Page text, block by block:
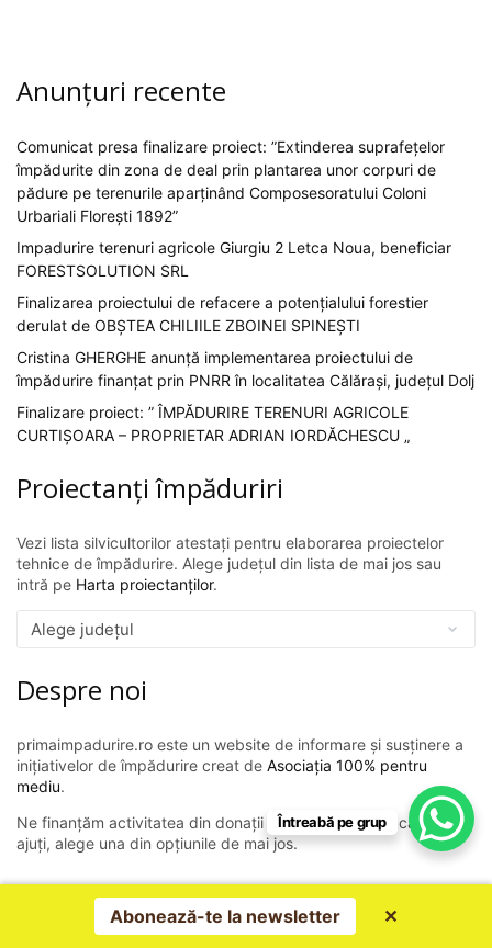
Anunțuri recente
Comunicat presa finalizare proiect: ”Extinderea suprafețelor
împădurite din zona de deal prin plantarea unor corpuri de
pădure pe terenurile aparținând Composesoratului Coloni
Urbariali Florești 1892”
Impadurire terenuri agricole Giurgiu 2 Letca Noua, beneficiar
FORESTSOLUTION SRL
Finalizarea proiectului de refacere a potențialului forestier
derulat de OBȘTEA CHILIILE ZBOINEI SPINEȘTI
Cristina GHERGHE anunță implementarea proiectului de
împădurire finanțat prin PNRR în localitatea Călărași, județul Dolj
Finalizare proiect: ” ÎMPĂDURIRE TERENURI AGRICOLE
CURTIȘOARA – PROPRIETAR ADRIAN IORDĂCHESCU „
Proiectanți împăduriri
Vezi lista silvicultorilor atestați pentru elaborarea proiectelor
tehnice de împădurire. Alege județul din lista de mai jos sau
intră pe Harta proiectanților.
Despre noi
primaimpadurire.ro este un website de informare și susținere a
inițiativelor de împădurire creat de Asociația 100% pentru
mediu.
Ne finanțăm activitatea din donații și sponsorizări. Dacă vrei să
ajuți, alege una din opțiunile de mai jos.
Contribuția ta face diferența
Abonează-te la newsletter ✕
Întreabă pe grup